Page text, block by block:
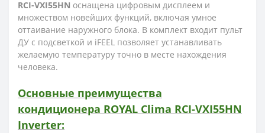
RCI-VXI55HN оснащена цифровым дисплеем и
множеством новейших функций, включая умное
оттаивание наружного блока. В комплект входит пульт
ДУ с подсветкой и iFEEL позволяет устанавливать
желаемую температуру точно в месте нахождения
человека.
Основные преимущества
кондиционера ROYAL Clima RCI-VXI55HN
Inverter: